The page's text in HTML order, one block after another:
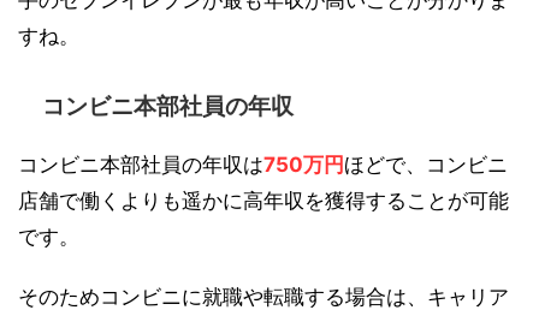
すね。
コンビニ本部社員の年収
コンビニ本部社員の年収は750万円ほどで、コンビニ
店舗で働くよりも遥かに高年収を獲得することが可能
です。
そのためコンビニに就職や転職する場合は、キャリア